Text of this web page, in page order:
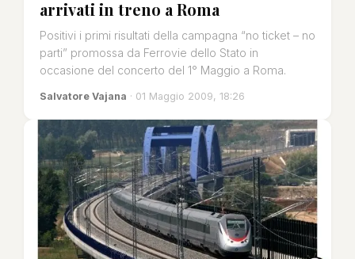
arrivati in treno a Roma
Positivi i primi risultati della campagna “no ticket – no
parti” promossa da Ferrovie dello Stato in
occasione del concerto del 1° Maggio a Roma.
Salvatore Vajana · 01 Maggio 2009, 18:26